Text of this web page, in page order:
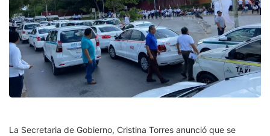
La Secretaria de Gobierno, Cristina Torres anunció que se